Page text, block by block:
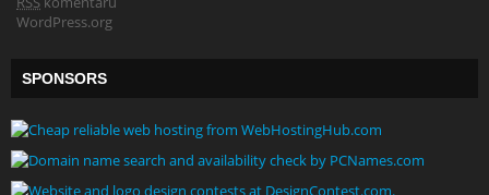
WordPress.org
SPONSORS